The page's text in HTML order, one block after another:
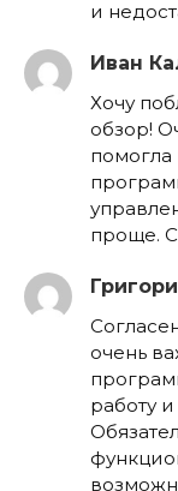
и
Иван
Хочу
обзор!
проще.
очень
работу